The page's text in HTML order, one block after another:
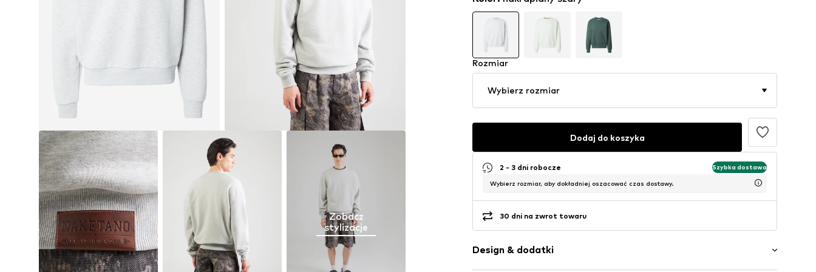
Zobacz
stylizacje
Rozmiar
Wybierz rozmiar
Dodaj do koszyka
2 - 3 dni robocze Szybka dostawa
Wybierz rozmiar, aby dokładniej oszacować czas dostawy.
30 dni na zwrot towaru
Design & dodatki